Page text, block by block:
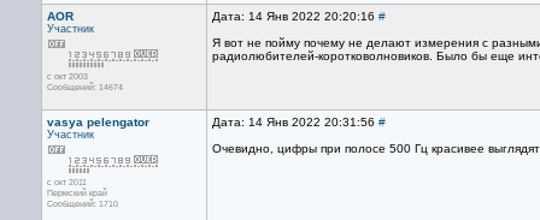
AOR
Участник
с окт 2003
Сообщений: 14674
Дата: 14 Янв 2022 20:20:16 #
Я вот не пойму почему не делают измерения с
радиолюбителей-коротковолновиков. Было бы еще
vasya pelengator
Участник
с окт 2011
Пермский край
Сообщений: 1710
Дата: 14 Янв 2022 20:31:56 #
Очевидно, цифры при полосе 500 Гц красивее